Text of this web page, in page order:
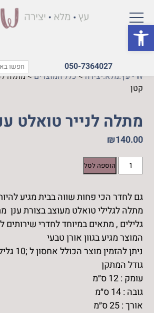
פתח סרגל נגישות
050-7364027
W - עץ.מלא.יצירה >כלל המוצרים>מתלה
קטן
מתלה לנייר טואלט
₪140.00
כמות
של
לנייר
טואלט
ענן
קטן
הוספה לסל
גם לחדר הכי פחות שווה בבית מגיע
גלילים , מתאים במיוחד לחדרי שירותים
המוצר מגיע בגוון אורן טבעי
ניתן להזמין מוצר הכולל אחסון ל ;10 גלילים
גודל המתקן
עומק : 12 ס״מ
גובה : 14 ס״מ
אורך : 25 ס״מ